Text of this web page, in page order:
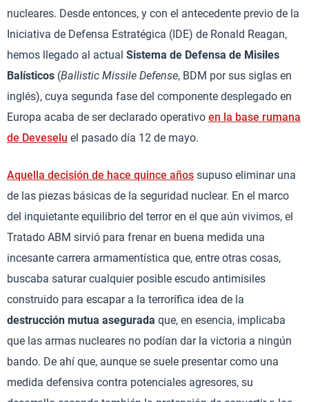
nucleares. Desde entonces, y con el antecedente previo de la
Iniciativa de Defensa Estratégica (IDE) de Ronald Reagan,
hemos llegado al actual Sistema de Defensa de Misiles
Balísticos (Ballistic Missile Defense, BDM por sus siglas en
inglés), cuya segunda fase del componente desplegado en
Europa acaba de ser declarado operativo en la base rumana
de Deveselu el pasado día 12 de mayo.
Aquella decisión de hace quince años supuso eliminar una
de las piezas básicas de la seguridad nuclear. En el marco
del inquietante equilibrio del terror en el que aún vivimos, el
Tratado ABM sirvió para frenar en buena medida una
incesante carrera armamentística que, entre otras cosas,
buscaba saturar cualquier posible escudo antimisiles
construido para escapar a la terrorífica idea de la
destrucción mutua asegurada que, en esencia, implicaba
que las armas nucleares no podían dar la victoria a ningún
bando. De ahí que, aunque se suele presentar como una
medida defensiva contra potenciales agresores, su